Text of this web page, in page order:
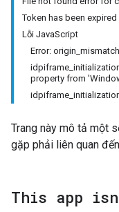
Token has been expired
Lỗi JavaScript
Error: origin_mismatch
property from
Trang này mô tả một
gặp phải liên quan
This app